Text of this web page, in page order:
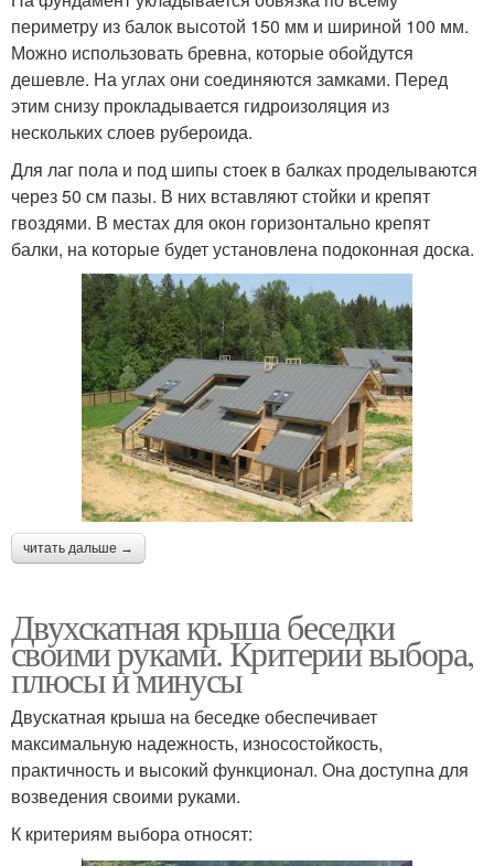
периметру из балок высотой 150 мм и шириной 100 мм.
Можно использовать бревна, которые обойдутся
дешевле. На углах они соединяются замками. Перед
этим снизу прокладывается гидроизоляция из
нескольких слоев рубероида.
Для лаг пола и под шипы стоек в балках проделываются
через 50 см пазы. В них вставляют стойки и крепят
гвоздями. В местах для окон горизонтально крепят
балки, на которые будет установлена подоконная доска.
читать дальше →
Двухскатная крыша беседки
своими руками. Критерии выбора,
плюсы и минусы
Двускатная крыша на беседке обеспечивает
максимальную надежность, износостойкость,
практичность и высокий функционал. Она доступна для
возведения своими руками.
К критериям выбора относят: